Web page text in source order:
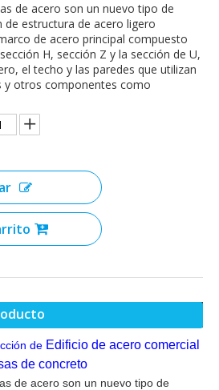
de acero son un nuevo tipo de
de estructura de acero ligero
de acero principal compuesto
H, sección Z y la sección de U,
el techo y las paredes que utilizan
y otros componentes como
de Edificio de acero comercial
de concreto
de acero son un nuevo tipo de